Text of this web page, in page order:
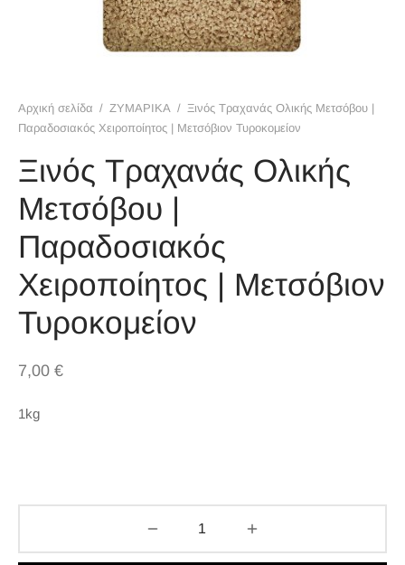
Αρχική σελίδα / ΖΥΜΑΡΙΚΑ / Ξινός Τραχανάς Ολικής Μετσόβου |
Παραδοσιακός Χειροποίητος | Μετσόβιον Τυροκομείον
Ξινός Τραχανάς Ολικής
Μετσόβου |
Παραδοσιακός
Χειροποίητος | Μετσόβιον
Τυροκομείον
7,00 €
1kg
ΤΟΥ ΚΟΥΤΑΛΙΟΥ
ΠΙΠΕΡΙΑΣ